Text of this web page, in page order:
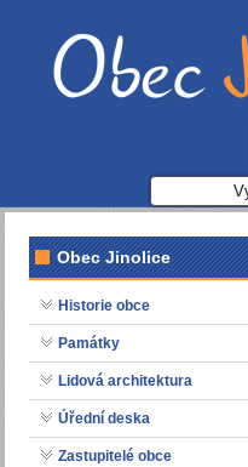
Obec Jinolice
Historie obce
Památky
Lidová architektura
Úřední deska
Zastupitelé obce